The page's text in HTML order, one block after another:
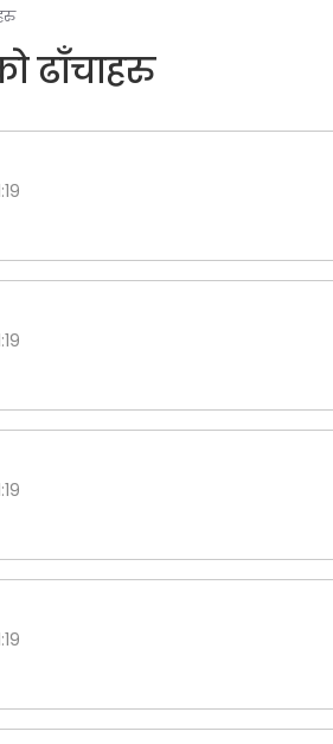
ढाँचाहरु